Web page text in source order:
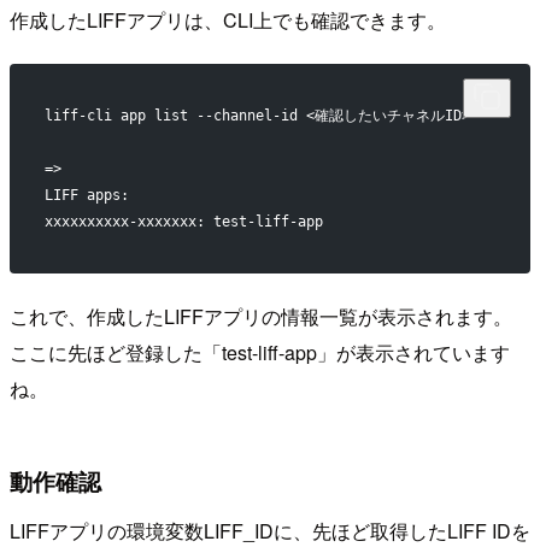
作成したLIFFアプリは、CLI上でも確認できます。
liff-cli app list --channel-id <確認したいチャネルID>
=>
LIFF apps:
xxxxxxxxxx-xxxxxxx: test-liff-app
これで、作成したLIFFアプリの情報一覧が表示されます。
ここに先ほど登録した「test-liff-app」が表示されています
ね。
動作確認
LIFFアプリの環境変数LIFF_IDに、先ほど取得したLIFF IDを